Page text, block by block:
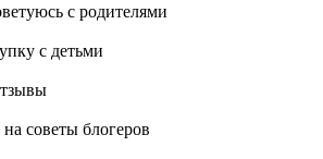
с родителями
с детьми
советы блогеров